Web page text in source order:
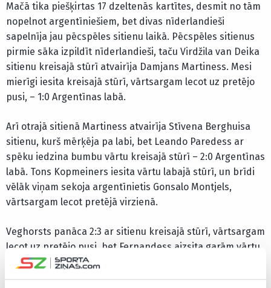
Mačā tika piešķirtas 17 dzeltenās kartītes, desmit no tām
nopelnot argentīniešiem, bet divas nīderlandieši
sapelnīja jau pēcspēles sitienu laikā. Pēcspēles sitienus
pirmie sāka izpildīt nīderlandieši, taču Virdžila van Deika
sitienu kreisajā stūrī atvairīja Damjans Martiness. Mesi
mierīgi iesita kreisajā stūrī, vārtsargam lecot uz pretējo
pusi, – 1:0 Argentīnas labā.
Arī otrajā sitienā Martiness atvairīja Stīvena Berghuisa
sitienu, kurš mērķēja pa labi, bet Leando Paredess ar
spēku iedzina bumbu vārtu kreisajā stūrī – 2:0 Argentīnas
labā. Tons Kopmeiners iesita vārtu labajā stūrī, un brīdi
vēlāk viņam sekoja argentīnietis Gonsalo Montjels,
vārtsargam lecot pretējā virzienā.
Veghorsts panāca 2:3 ar sitienu kreisajā stūrī, vārtsargam
lecot uz pretējo pusi, bet Fernandess aizsita garām vārtu
kreisajam stūrim. Lūks de Jongs ar sitienu kreisajā stūrī
panāca 3:3, bet Lautaro Martiness ar sitienu tajā pašā